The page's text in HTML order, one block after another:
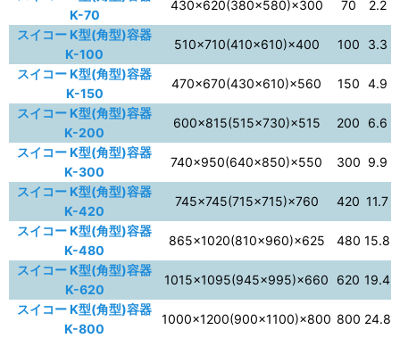
K-70
430×620(380×580)×300 70
2.2
スイコー K型(角型)容器
K-100
510×710(410×610)×400 100
3.3
スイコー K型(角型)容器
K-150
470×670(430×610)×560 150 4.9
スイコー K型(角型)容器
K-200
600×815(515×730)×515 200
6.6
スイコー K型(角型)容器
K-300
740×950(640×850)×550 300 9.9
スイコー K型(角型)容器
K-420
745×745(715×715)×760 420 11.7
スイコー K型(角型)容器
K-480
865×1020(810×960)×625 480 15.8
スイコー K型(角型)容器
K-620
1015×1095(945×995)×660 620 19.4
スイコー K型(角型)容器
K-800
1000×1200(900×1100)×800 800 24.8